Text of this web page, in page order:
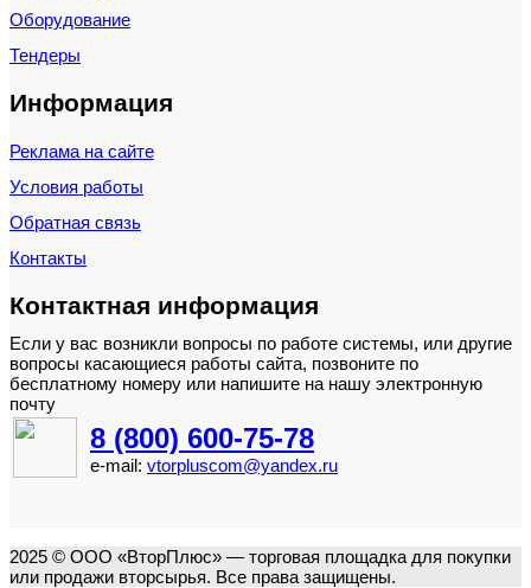
Оборудование
Тендеры
Информация
Реклама на сайте
Условия работы
Обратная связь
Контакты
Контактная информация
Если у вас возникли вопросы по работе системы, или другие
вопросы касающиеся работы сайта, позвоните по
бесплатному номеру или напишите на нашу электронную
почту
8 (800) 600-75-78
e-mail: vtorpluscom@yandex.ru
2025 © ООО «ВторПлюс» — торговая площадка для покупки
или продажи вторсырья. Все права защищены.